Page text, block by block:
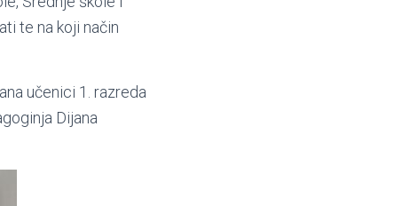
te na koji način
učenici 1. razreda
Dijana